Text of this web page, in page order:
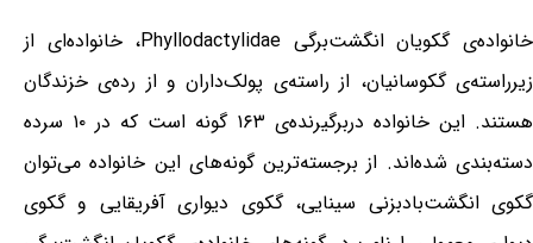
خانواده‌ی گکویان انگشت‌برگی Phyllodactylidae، خانواده‌ای از
زیرراسته‌ی گکوسانیان، از راسته‌ی پولک‌داران و از رده‌ی خزندگان
هستند. این خانواده دربرگیرنده‌ی ۱۶۳ گونه است که در ۱۰ سرده
دسته‌بندی شده‌اند. از برجسته‌ترین گونه‌های این خانواده می‌توان
گکوی انگشت‌بادبزنی سینایی، گکوی دیواری آفریقایی و گکوی